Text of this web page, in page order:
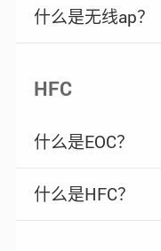
什么是无线ap？
HFC
什么是EOC？
什么是HFC？